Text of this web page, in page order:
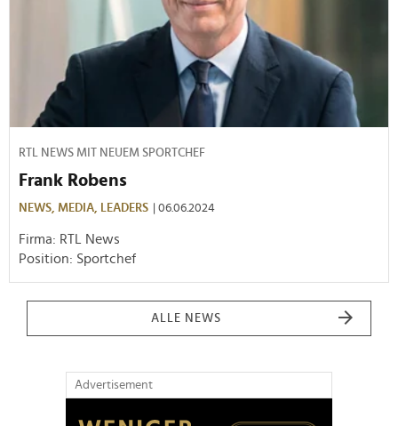
RTL NEWS MIT NEUEM SPORTCHEF
Frank Robens
NEWS, MEDIA, LEADERS | 06.06.2024
Firma: RTL News
Position: Sportchef
ALLE NEWS
Advertisement